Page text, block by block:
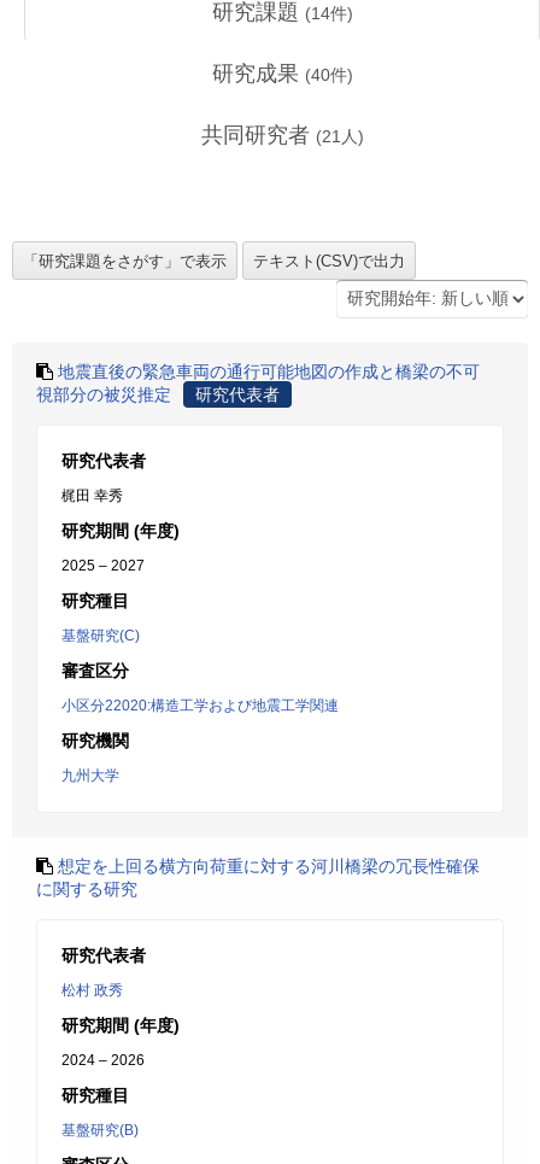
研究課題 (14件)
研究成果 (40件)
共同研究者 (21 人)
地震直後の緊急車両の通行可能地図の作成と橋梁の不可
視部分の被災推定
研究代表者
研究代表者
梶田 幸秀
研究期間 (年度)
2025 – 2027
研究種目
基盤研究(C)
審査区分
小区分22020:構造工学および地震工学関連
研究機関
九州大学
想定を上回る横方向荷重に対する河川橋梁の冗長性確保
に関する研究
研究代表者
松村 政秀
研究期間 (年度)
2024 – 2026
研究種目
基盤研究(B)